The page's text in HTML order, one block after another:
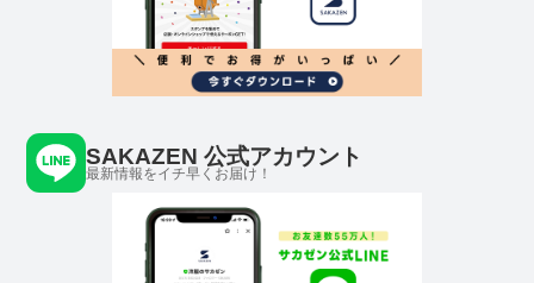
SAKAZEN 公式アカウント
最新情報をイチ早くお届け！